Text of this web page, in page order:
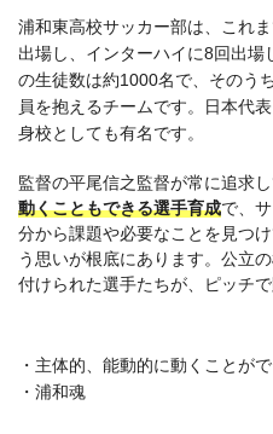
浦和東高校サッカー部は、これ
出場し、インターハイに8回出
の生徒数は約1000名で、そのう
員を抱えるチームです。日本代
身校としても有名です。
監督の平尾信之監督が常に追求し
動くこともできる選手育成で、
分から課題や必要なことを見つ
う思いが根底にあります。公立
付けられた選手たちが、ピッチで
・主体的、能動的に動くことが
・浦和魂